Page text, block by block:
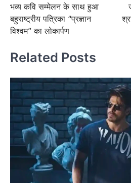
navigation
भव्य कवि सम्मेलन के साथ हुआ
बहुराष्ट्रीय पत्रिका “प्रज्ञान
विश्वम” का लोकार्पण
Related Posts